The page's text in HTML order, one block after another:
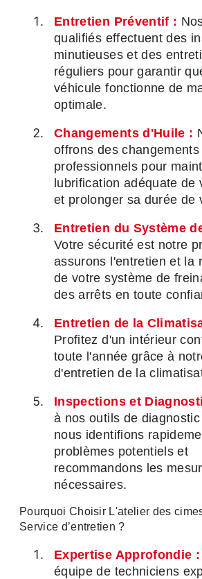
Entretien Préventif :
qualifiés effectuent des
minutieuses et des
réguliers pour garantir
véhicule fonctionne de
optimale.
Changements d'Huile :
offrons des
professionnels pour
lubrification adéquate de
et prolonger sa durée de
Entretien du Système
Votre sécurité est notre
assurons l'entretien et la
de votre système de
des arrêts en toute
Entretien de la
Profitez d'un intérieur
toute l'année grâce à
d'entretien de la
Inspections et
à nos outils de
nous identifions
problèmes potentiels et
recommandons les
nécessaires.
Pourquoi Choisir L'atelier des
Service d’entretien ?
Expertise Approfondie :
équipe de techniciens